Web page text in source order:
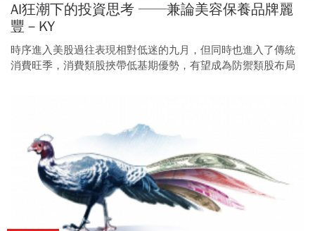
AI狂潮下的投資思考 ──兼論美容保養品牌麗
豐－KY
時序進入美股過往表現相對低迷的九月，但同時也進入了傳統
消費旺季，消費類股挾帶低基期優勢，有望成為防禦類股布局